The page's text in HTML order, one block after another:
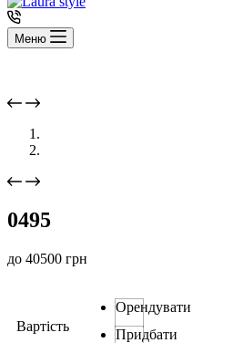
Меню
0495
до 40500 грн
Вартість
Орендувати
Придбати